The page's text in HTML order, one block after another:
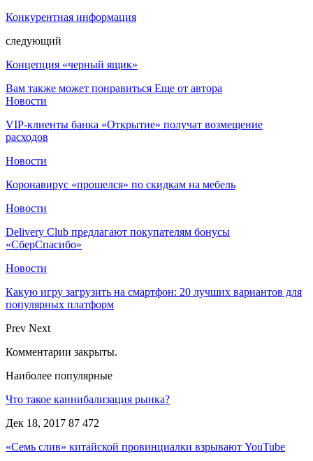
Конкурентная информация
следующий
Концепция «черный ящик»
Вам также может понравиться Еще от автора
Новости
VIP-клиенты банка «Открытие» получат возмещение
расходов
Новости
Коронавирус «прошелся» по скидкам на мебель
Новости
Delivery Club предлагают покупателям бонусы
«СберСпасибо»
Новости
Какую игру загрузить на смартфон: 20 лучших вариантов для
популярных платформ
Prev Next
Комментарии закрыты.
Наиболее популярные
Что такое каннибализация рынка?
Дек 18, 2017 87 472
«Семь слив» китайской провинциалки взрывают YouTube